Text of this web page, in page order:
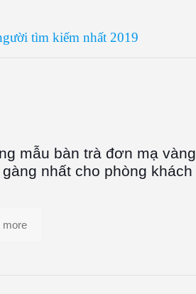
tìm kiếm nhất 2019
mẫu bàn trà đơn mạ vàng
nhất cho phòng khách
more